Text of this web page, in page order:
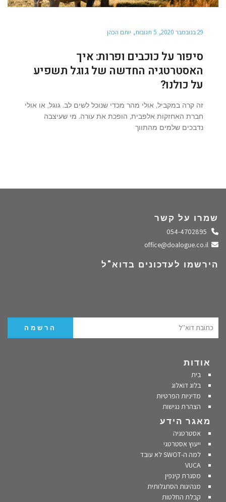
29 בנובמבר 2020 5 תגובות יותם הכהן
סיפור על כוכבים ופרות: איך
האסטרטגיה החדשה של גוגל תשפיע
על כולנו?
זה קרה במקביל, אולי מהר מכדי שנוכל לשים לב. גוגל, או אולי
חברת האחזקות אלפבית, הופכת את עורה. מי שעיצבה
נדבכים שלמים מהתווך
שמרו על קשר
התקשרו אלינו
שלחו מייל
הירשמו לעדכונים בדוא"ל
אודות
בית
בלוג דואלוג
מדיניות הפרטיות
הצהרת נגישות
מאגר הידע
אסטרטגיה
ייעוץ אסטרטגי
למה ה-SWOT לא עובד
VUCA
מסגרת קינפין
מנהיגות הסתגלותית
קבלת החלטות